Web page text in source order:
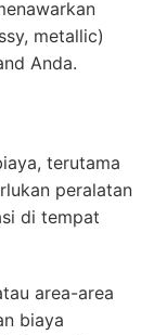
metallic)
Anda.
terutama
peralatan
di tempat
area-area
biaya